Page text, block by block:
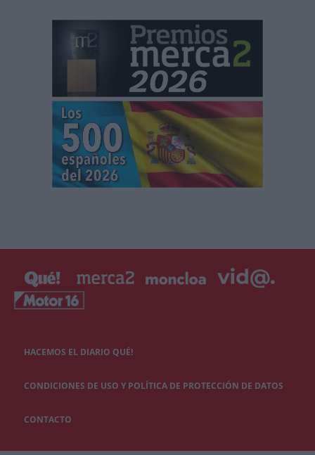
HACEMOS EL DIARIO QUÉ!
CONDICIONES DE USO Y POLÍTICA DE PROTECCIÓN DE DATOS
CONTACTO